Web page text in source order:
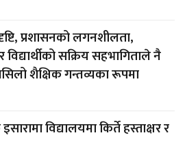
प्रशासनको लगनशीलता,
विद्यार्थीको सक्रिय सहभागिताले नै
शैक्षिक गन्तव्यका रूपमा
विद्यालयमा किर्ते हस्ताक्षर र